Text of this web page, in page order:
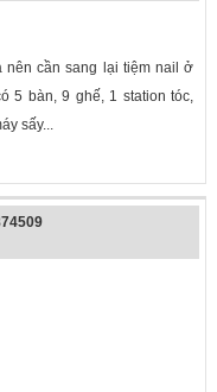
nên cần sang lại tiệm nail ở
5 bàn, 9 ghế, 1 station tóc,
sấy...